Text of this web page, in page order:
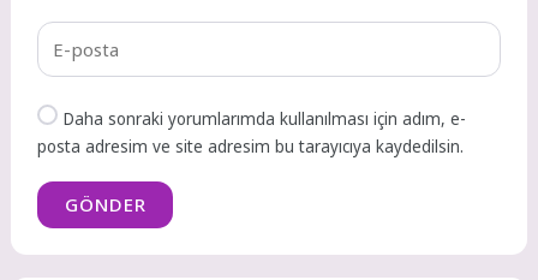
Daha sonraki yorumlarımda kullanılması için adım, e-
posta adresim ve site adresim bu tarayıcıya kaydedilsin.
GÖNDER